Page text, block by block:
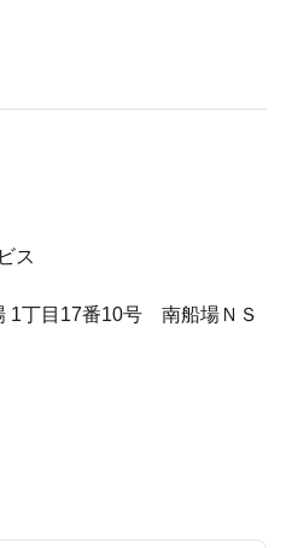
ス
1丁目17番10号 南船場ＮＳ